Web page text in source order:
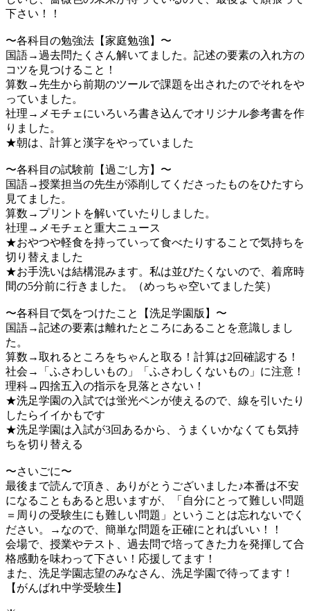
下さい！！
〜各科目の勉強法【家庭勉強】〜
国語→過去問たくさん解いてました。記述の要素の入れ方の
コツを見つけること！
算数→先生から前期のツールで課題を出されたのでそれをや
っていました。
社理→メモチェにいろいろ書き込んでオリジナル参考書を作
りました。
★朝は、計算と漢字をやっていました
〜各科目の試験前【過ごし方】〜
国語→授業担当の先生が添削してくださったものをひたすら
見てました。
算数→プリントを解いていたりしました。
社理→メモチェと重大ニュース
★おやつや軽食を持っていって食べたりすることで気持ちを
切り替えました
★お手洗いは結構混みます。私は並びたくないので、着席時
間の5分前に行きました。（めっちゃ空いてました笑）
〜各科目で気をつけたこと【洗足学園版】〜
国語→記述の要素は離れたところにあることを意識しまし
た。
算数→取れるところをちゃんと取る！計算は2回確認する！
社会→「ふさわしいもの」「ふさわしくないもの」に注意！
理科→四捨五入の指示を見落とさない！
★洗足学園の入試では蛍光ペンが使えるので、線を引いたり
したらイイかもです
★洗足学園は入試が3回あるから、うまくいかなくても気持
ちを切り替える
〜さいごに〜
最後まで読んで頂き、ありがとうございました♪本番は不安
になることもあると思いますが、「自分にとって難しい問題
＝周りの受験生にも難しい問題」ということは忘れないでく
ださい。→なので、簡単な問題を正確にとればいい！！
会場で、授業やテスト、過去問で培ってきた力を発揮して合
格感動を味わって下さい！応援してます！
また、洗足学園志望のみなさん、洗足学園で待ってます！
【がんばれ中学受験生】